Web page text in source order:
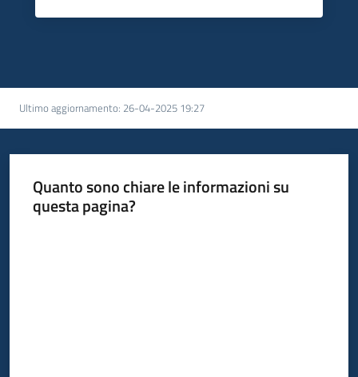
Ultimo aggiornamento: 26-04-2025 19:27
Quanto sono chiare le informazioni su
questa pagina?